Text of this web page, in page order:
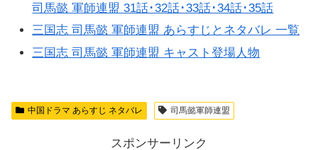
司馬懿 軍師連盟 31話･32話･33話･34話･35話
三国志 司馬懿 軍師連盟 あらすじとネタバレ 一覧
三国志 司馬懿 軍師連盟 キャスト登場人物
中国ドラマ あらすじ ネタバレ 司馬懿軍師連盟
スポンサーリンク